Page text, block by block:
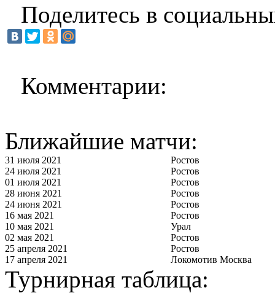
Поделитесь в
Комментарии:
Ближайшие матчи:
31 июля 2021
Ростов
24 июля 2021
Ростов
01 июля 2021
Ростов
28 июня 2021
Ростов
24 июня 2021
Ростов
16 мая 2021
Ростов
10 мая 2021
Урал
02 мая 2021
Ростов
25 апреля 2021
Ростов
17 апреля 2021
Локомотив Москва
Турнирная таблица: